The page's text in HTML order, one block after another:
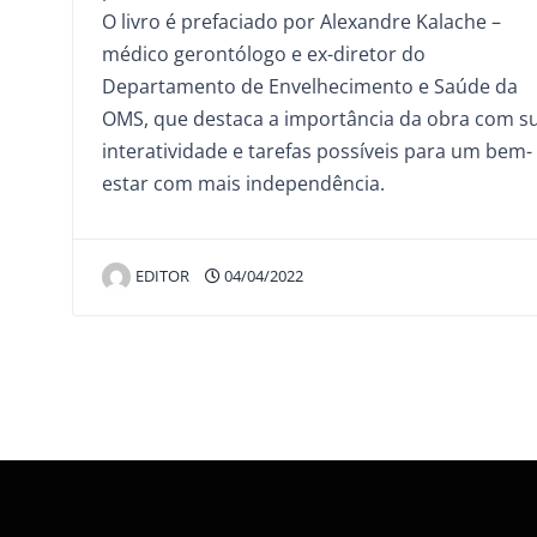
O livro é prefaciado por Alexandre Kalache –
médico gerontólogo e ex-diretor do
Departamento de Envelhecimento e Saúde da
OMS, que destaca a importância da obra com
interatividade e tarefas possíveis para um bem-
estar com mais independência.
EDITOR 04/04/2022